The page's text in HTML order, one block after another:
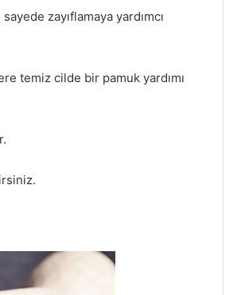
zayıflamaya yardımcı
temiz cilde bir pamuk yardımı